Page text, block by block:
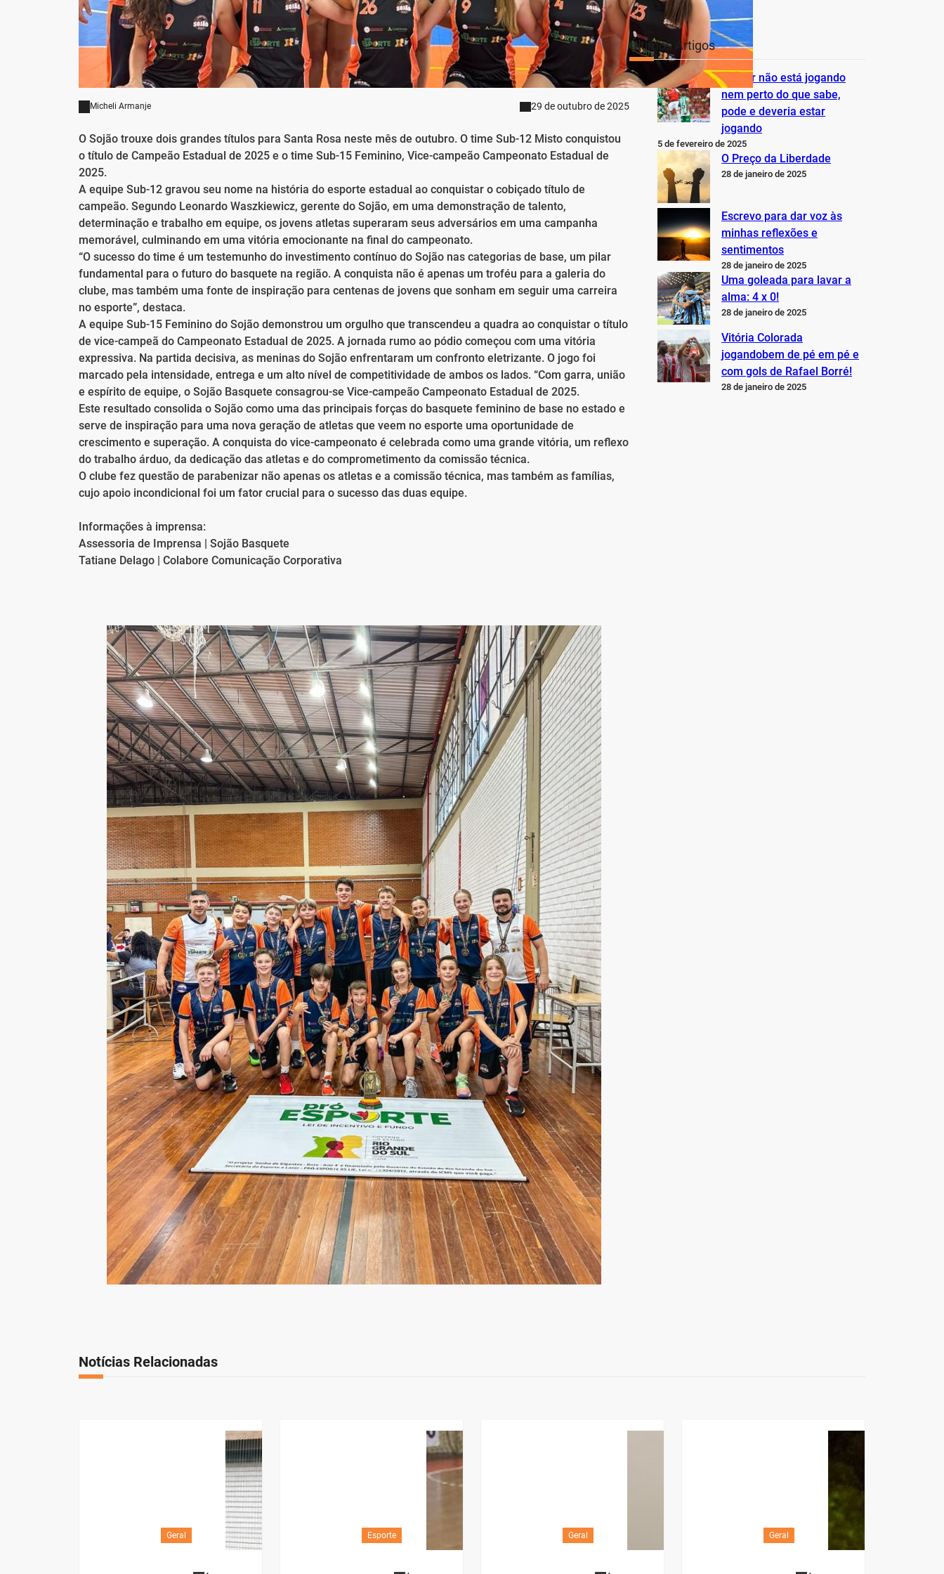
Micheli Armanje 29 de outubro de 2025
O Sojão trouxe dois grandes títulos para Santa Rosa neste mês de outubro. O time Sub-12 Misto conquistou
o título de Campeão Estadual de 2025 e o time Sub-15 Feminino, Vice-campeão Campeonato Estadual de
2025.
A equipe Sub-12 gravou seu nome na história do esporte estadual ao conquistar o cobiçado título de
campeão. Segundo Leonardo Waszkiewicz, gerente do Sojão, em uma demonstração de talento,
determinação e trabalho em equipe, os jovens atletas superaram seus adversários em uma campanha
memorável, culminando em uma vitória emocionante na final do campeonato.
“O sucesso do time é um testemunho do investimento contínuo do Sojão nas categorias de base, um pilar
fundamental para o futuro do basquete na região. A conquista não é apenas um troféu para a galeria do
clube, mas também uma fonte de inspiração para centenas de jovens que sonham em seguir uma carreira
no esporte”, destaca.
A equipe Sub-15 Feminino do Sojão demonstrou um orgulho que transcendeu a quadra ao conquistar o título
de vice-campeã do Campeonato Estadual de 2025. A jornada rumo ao pódio começou com uma vitória
expressiva. Na partida decisiva, as meninas do Sojão enfrentaram um confronto eletrizante. O jogo foi
marcado pela intensidade, entrega e um alto nível de competitividade de ambos os lados. “Com garra, união
e espírito de equipe, o Sojão Basquete consagrou-se Vice-campeão Campeonato Estadual de 2025.
Este resultado consolida o Sojão como uma das principais forças do basquete feminino de base no estado e
serve de inspiração para uma nova geração de atletas que veem no esporte uma oportunidade de
crescimento e superação. A conquista do vice-campeonato é celebrada como uma grande vitória, um reflexo
do trabalho árduo, da dedicação das atletas e do comprometimento da comissão técnica.
O clube fez questão de parabenizar não apenas os atletas e a comissão técnica, mas também as famílias,
cujo apoio incondicional foi um fator crucial para o sucesso das duas equipe.
Informações à imprensa:
Assessoria de Imprensa | Sojão Basquete
Tatiane Delago | Colabore Comunicação Corporativa
Últimos Artigos
O Inter não está jogando
nem perto do que sabe,
pode e deveria estar
jogando
5 de fevereiro de 2025
O Preço da Liberdade
28 de janeiro de 2025
Escrevo para dar voz às
minhas reflexões e
sentimentos
28 de janeiro de 2025
Uma goleada para lavar a
alma: 4 x 0!
28 de janeiro de 2025
Vitória Colorada
jogandobem de pé em pé e
com gols de Rafael Borré!
28 de janeiro de 2025
Notícias Relacionadas
Geral Esporte Geral Geral